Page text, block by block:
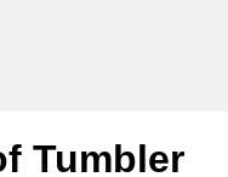
Tumbler